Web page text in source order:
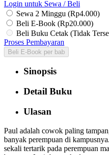
Login untuk Sewa / Beli
Sewa 2 Minggu (Rp4.000)
Beli E-Book (Rp20.000)
Beli Buku Cetak (Tidak
Proses Pembayaran
Beli E-Book per bab
Sinopsis
Detail Buku
Ulasan
Paul adalah cowok paling
banyak perempuan di
sekali tertarik pada perempuan